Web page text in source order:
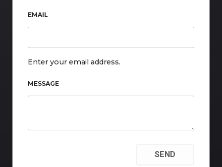
EMAIL
Enter your email address.
MESSAGE